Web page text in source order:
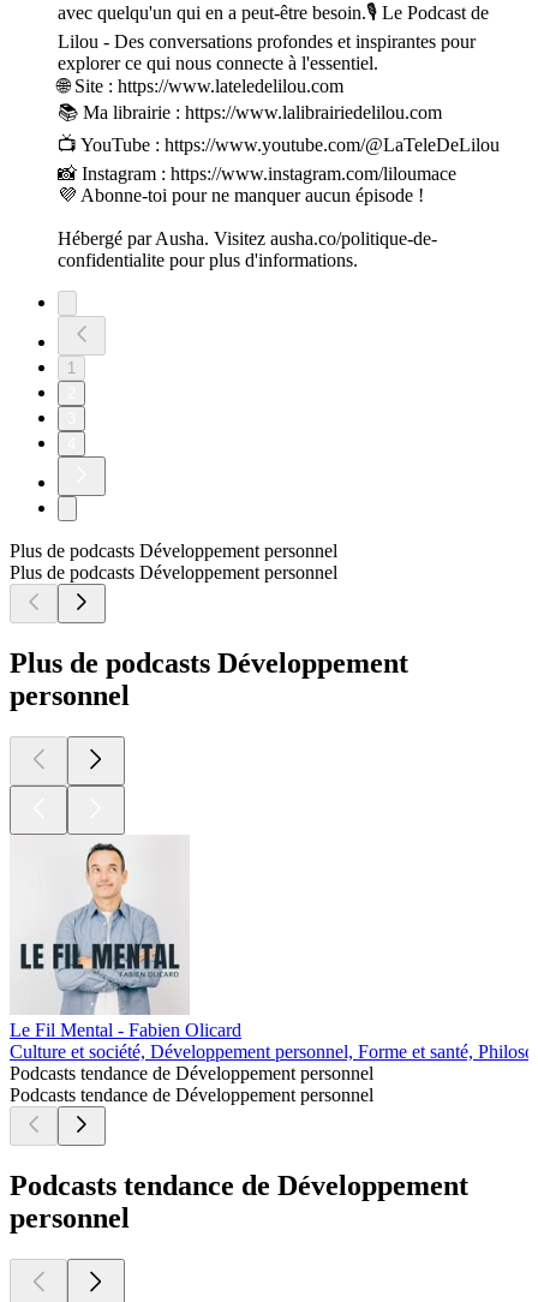
avec quelqu'un qui en a peut-être besoin.🎙️ Le Podcast de
Lilou - Des conversations profondes et inspirantes pour
explorer ce qui nous connecte à l'essentiel.
🌐 Site : https://www.lateledelilou.com
📚 Ma librairie : https://www.lalibrairiedelilou.com
📺 YouTube : https://www.youtube.com/@LaTeleDeLilou
📸 Instagram : https://www.instagram.com/liloumace
💜 Abonne-toi pour ne manquer aucun épisode !
Hébergé par Ausha. Visitez ausha.co/politique-de-
confidentialite pour plus d'informations.
1
Plus de podcasts Développement personnel
Plus de podcasts Développement personnel
Plus de podcasts Développement
personnel
Le Fil Mental - Fabien Olicard
Culture et société, Développement personnel, Forme et santé,
Podcasts tendance de Développement personnel
Podcasts tendance de Développement personnel
Podcasts tendance de Développement
personnel